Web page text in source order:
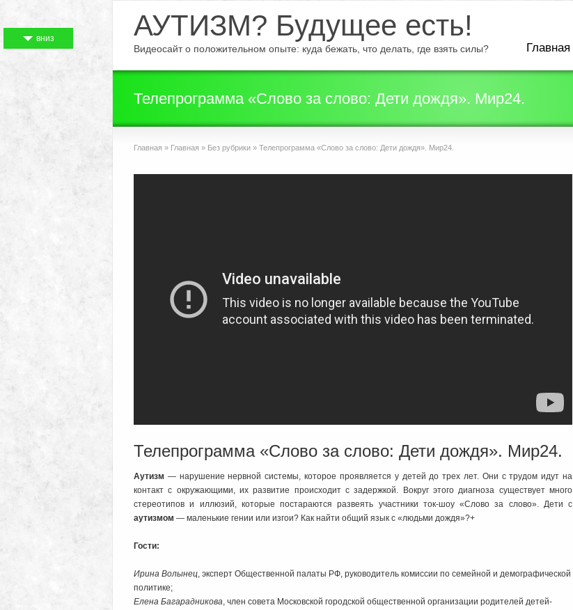
АУТИЗМ? Будущее есть!
Видеосайт о положительном опыте: куда бежать, что делать, где взять силы? Главная
Телепрограмма «Слово за слово: Дети дождя». Мир24.
Главная » Главная » Без рубрики » Телепрограмма «Слово за слово: Дети дождя». Мир24.
Телепрограмма «Слово за слово: Дети дождя». Мир24.
Аутизм — нарушение нервной системы, которое проявляется у детей до трех лет. Они с трудом идут на
контакт с окружающими, их развитие происходит с задержкой. Вокруг этого диагноза существует много
стереотипов и иллюзий, которые постараются развеять участники ток-шоу «Слово за слово». Дети с
аутизмом — маленькие гении или изгои? Как найти общий язык с «людьми дождя»?+
Гости:
Ирина Волынец, эксперт Общественной палаты РФ, руководитель комиссии по семейной и демографической
политике;
Елена Багарадникова, член совета Московской городской общественной организации родителей детей-
вниз